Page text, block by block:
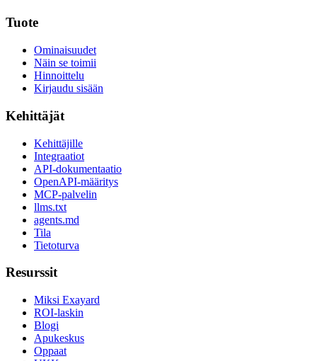
Tuote
Ominaisuudet
Näin se toimii
Hinnoittelu
Kirjaudu sisään
Kehittäjät
Kehittäjille
Integraatiot
API-dokumentaatio
OpenAPI-määritys
MCP-palvelin
llms.txt
agents.md
Tila
Tietoturva
Resurssit
Miksi Exayard
ROI-laskin
Blogi
Apukeskus
Oppaat